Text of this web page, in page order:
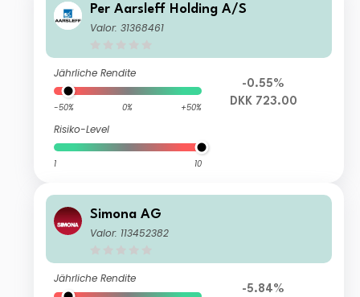
Per Aarsleff Holding A/S
Valor: 31368461
Jährliche Rendite
-50% 0% +50%
Risiko-Level
1 10
-0.55%
DKK 723.00
Simona AG
Valor: 113452382
Jährliche Rendite
-5.84%